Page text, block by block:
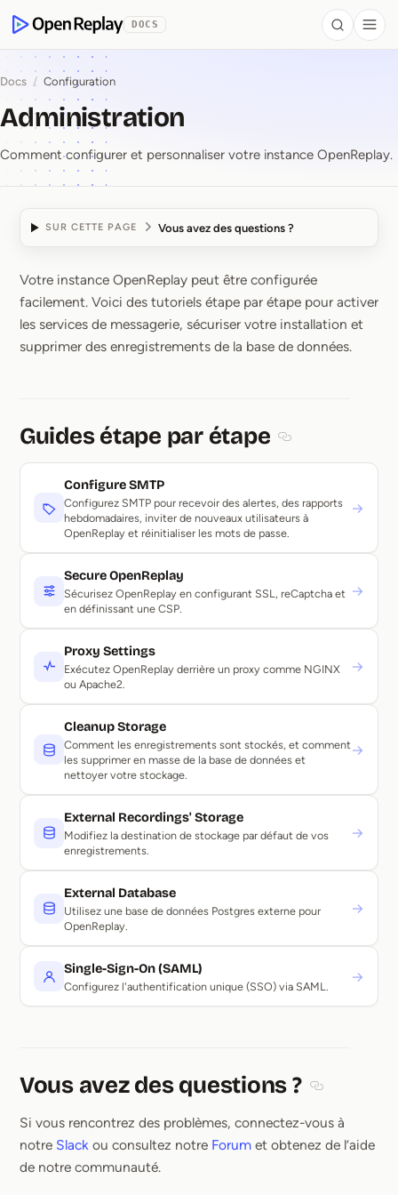
OpenReplay
DOCS Search
Docs / Configuration
Administration
Comment configurer et personnaliser votre instance OpenReplay.
SUR CETTE PAGE Vous avez des questions ?
Administration
Votre instance OpenReplay peut être configurée
facilement. Voici des tutoriels étape par étape pour activer
les services de messagerie, sécuriser votre installation et
supprimer des enregistrements de la base de données.
Guides étape par étape
Configure SMTP
Configurez SMTP pour recevoir des alertes, des rapports
hebdomadaires, inviter de nouveaux utilisateurs à
OpenReplay et réinitialiser les mots de passe.
→
Secure OpenReplay
Sécurisez OpenReplay en configurant SSL, reCaptcha et
en définissant une CSP.
→
Proxy Settings
Exécutez OpenReplay derrière un proxy comme NGINX
ou Apache2.
→
Cleanup Storage
Comment les enregistrements sont stockés, et comment
les supprimer en masse de la base de données et
nettoyer votre stockage.
→
External Recordings' Storage
Modifiez la destination de stockage par défaut de vos
enregistrements.
→
External Database
Utilisez une base de données Postgres externe pour
OpenReplay.
→
Single-Sign-On (SAML)
Configurez l'authentification unique (SSO) via SAML.
→
Vous avez des questions ?
Si vous rencontrez des problèmes, connectez-vous à
notre Slack ou consultez notre Forum et obtenez de l’aide
de notre communauté.